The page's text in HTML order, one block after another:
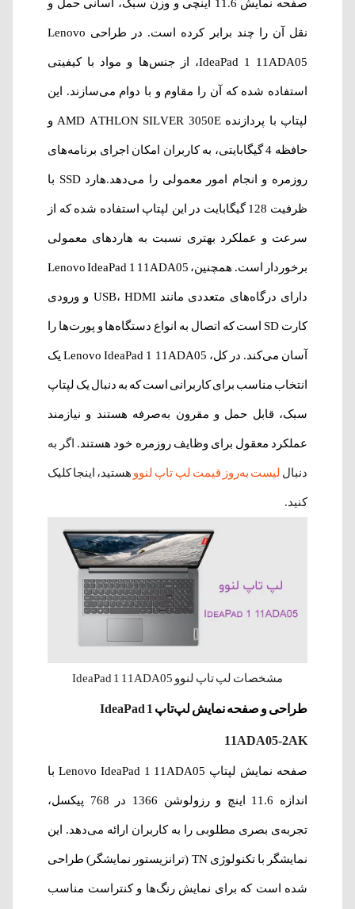
صفحه نمایش 11.6 اینچی و وزن سبک، آسانی حمل و
نقل آن را چند برابر کرده است. در طراحی Lenovo
IdeaPad 1 11ADA05، از جنس‌ها و مواد با کیفیتی
استفاده شده که آن را مقاوم و با دوام می‌سازند. این
لپتاپ با پردازنده AMD ATHLON SILVER 3050E و
حافظه 4 گیگابایتی، به کاربران امکان اجرای برنامه‌های
روزمره و انجام امور معمولی را می‌دهد.هارد SSD با
ظرفیت 128 گیگابایت در این لپتاپ استفاده شده که از
سرعت و عملکرد بهتری نسبت به هارد‌های معمولی
برخوردار است. همچنین، Lenovo IdeaPad 1 11ADA05
دارای درگاه‌های متعددی مانند USB، HDMI و ورودی
کارت SD است که اتصال به انواع دستگاه‌ها و پورت‌ها را
آسان می‌کند. در کل، Lenovo IdeaPad 1 11ADA05 یک
انتخاب مناسب برای کاربرانی است که به دنبال یک لپتاپ
سبک، قابل حمل و مقرون به‌صرفه هستند و نیازمند
عملکرد معقول برای وظایف روزمره خود هستند. اگر به
دنبال لیست به‌روز قیمت لپ تاپ لنوو هستید، اینجا کلیک
کنید.
مشخصات لپ تاپ لنوو IdeaPad 1 11ADA05
طراحی و صفحه نمایش لپ‌تاپ IdeaPad 1
11ADA05-2AK
صفحه نمایش لپتاپ Lenovo IdeaPad 1 11ADA05 با
اندازه 11.6 اینچ و رزولوشن 1366 در 768 پیکسل ،
تجربه‌ی بصری مطلوبی را به کاربران ارائه می‌دهد. این
نمایشگر با تکنولوژی TN (ترانزیستور نمایشگر) طراحی
شده است که برای نمایش رنگ‌ها و کنتراست مناسب